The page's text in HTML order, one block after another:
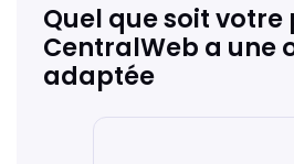
Quel que soit votre
CentralWeb a une
adaptée